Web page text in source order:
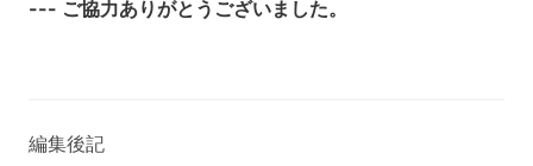
--- ご協力ありがとうございました。
編集後記